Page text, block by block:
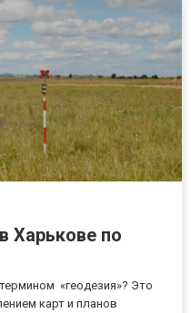
Харькове по
«геодезия»? Это
карт и планов